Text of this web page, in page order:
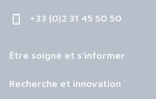
+33 (0)2 31 45 50 50
Être soigné et s’informer
Recherche et innovation